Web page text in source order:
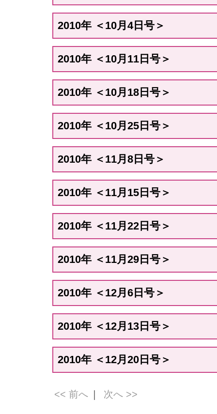
2010年 ＜10月4日号＞
2010年 ＜10月11日号＞
2010年 ＜10月18日号＞
2010年 ＜10月25日号＞
2010年 ＜11月8日号＞
2010年 ＜11月15日号＞
2010年 ＜11月22日号＞
2010年 ＜11月29日号＞
2010年 ＜12月6日号＞
2010年 ＜12月13日号＞
2010年 ＜12月20日号＞
<< 前へ 次へ >>